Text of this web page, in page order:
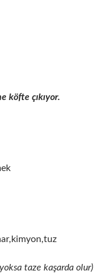
köfte çıkıyor.
yoksa taze kaşarda olur)